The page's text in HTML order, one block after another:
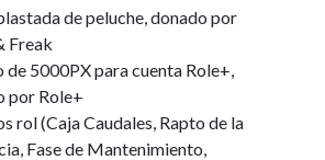
de peluche, donado por
Freak
de 5000PX para cuenta Role+,
por Role+
rol (Caja Caudales, Rapto de la
Fase de Mantenimiento,